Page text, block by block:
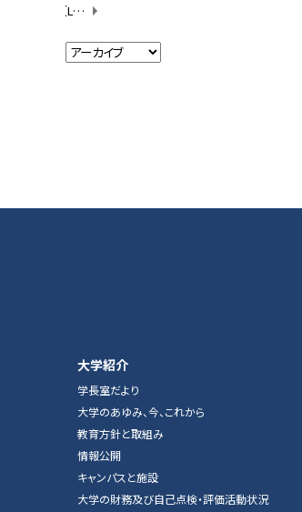
【Learning+】「三遠ネオフェニックス×愛知大学」 最終審査会を実施！
大学紹介
学長室だより
大学のあゆみ、今、これから
教育方針と取組み
情報公開
キャンパスと施設
大学の財務及び自己点検・評価活動状況